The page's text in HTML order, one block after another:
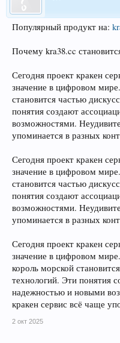
Популярный продукт на:
Почему kra38.cc
Сегодня проект кракен
значение в цифровом
становится частью
понятия создают
возможностями.
упоминается в разных
Сегодня проект кракен
значение в цифровом
становится частью
понятия создают
возможностями.
упоминается в разных
Сегодня проект кракен
значение в цифровом
король морской
технологий. Эти понятия
надежностью и новыми
кракен сервис всё чаще
2 окт 2025